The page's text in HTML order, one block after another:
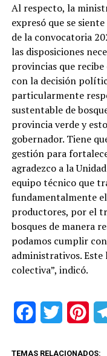
Al respecto, la
expresó que se
de la convocatoria
las disposiciones
provincias que
con la decisión
particularmente
sustentable de
provincia verde y
gobernador. Tiene
gestión para
agradezco a la
equipo técnico que
fundamentalmente
productores, por el
bosques de manera
podamos cumplir
administrativos.
colectiva”, indicó.
FacebookTwitter
TEMAS RELACIONADOS: